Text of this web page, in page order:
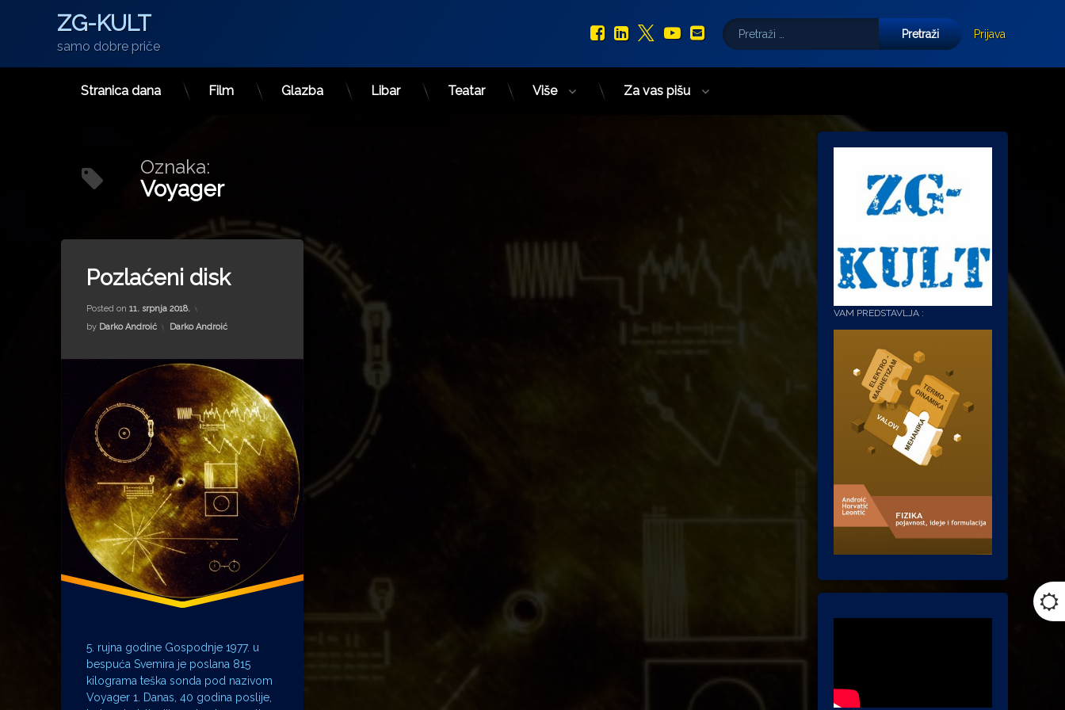
ZG-KULT
samo dobre priče
Facebook
LinkedIn
X.com
YouTube
E-mail
Pretraži:
Prijava
Stranica dana Film Glazba Libar Teatar Više Za vas pišu
Oznaka:
Voyager
Pozlaćeni disk
Posted on 11. srpnja 2018.
by Darko Androić Kategorije:
Darko Androić
5. rujna godine Gospodnje 1977. u
bespuća Svemira je poslana 815
kilograma teška sonda pod nazivom
Voyager 1. Danas, 40 godina poslije,
Carl Sagan
Dan Sv. Benedikta
Konzum
Voyager
VAM PREDSTAVLJA :